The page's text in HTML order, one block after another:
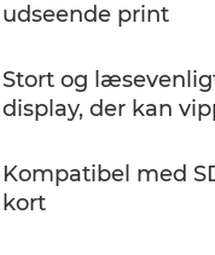
udseende print
Stort og
display, der kan
Kompatibel med
kort